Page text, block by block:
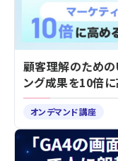
顧客理解のための
ング成果を10倍
オンデマンド講座